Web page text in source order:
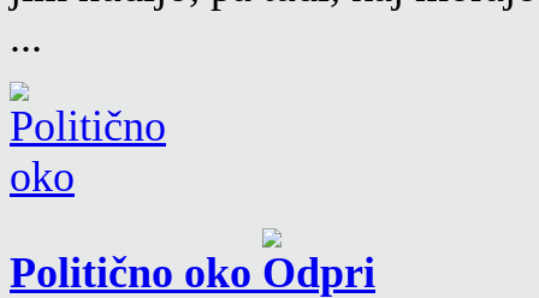
...
Politično oko